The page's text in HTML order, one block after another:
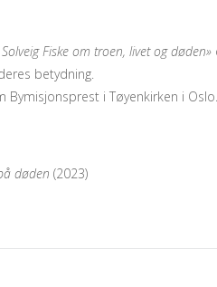
Fiske om troen, livet og døden»
betydning.
i Tøyenkirken i
døden (2023)